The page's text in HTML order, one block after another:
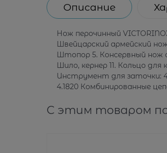
Описание
Нож перочинный
Швейцарский армейский
Штопор 5. Консервный нож
Шило, кернер 11. Кольцо
Инструмент для заточки:
4.1820 Комбинированные
С этим товаром